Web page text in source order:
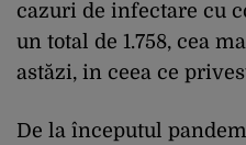
cazuri de infectare cu
un total de 1.758, cea
astăzi, in ceea ce
De la începutul